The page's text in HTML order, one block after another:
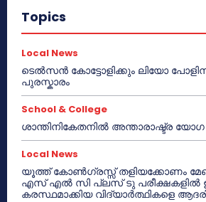
Topics
Local News
ടെൽസൻ കോട്ടോളിക്കും ലിയോ
പുരസ്കാരം
School & College
ശാന്തിനികേതനിൽ അന്താരാഷ്ട്ര യോഗ
Local News
യൂത്ത് കോൺഗ്രസ്സ് തളിയക്കോണം
എസ് എൽ സി പ്ലസ് ടു പരീക്ഷകളിൽ
കരസ്ഥമാക്കിയ വിദ്യാർത്ഥികളെ